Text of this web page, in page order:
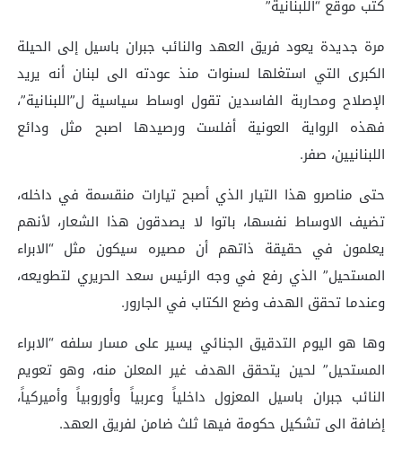
كتب موقع “اللبنانية”
مرة جديدة يعود فريق العهد والنائب جبران باسيل إلى الحيلة
الكبرى التي استغلها لسنوات منذ عودته الى لبنان أنه يريد
الإصلاح ومحاربة الفاسدين تقول اوساط سياسية ل”اللبنانية”،
فهذه الرواية العونية أفلست ورصيدها اصبح مثل ودائع
اللبنانيين، صفر.
حتى مناصرو هذا التيار الذي أصبح تيارات منقسمة في داخله،
تضيف الاوساط نفسها، باتوا لا يصدقون هذا الشعار، لأنهم
يعلمون في حقيقة ذاتهم أن مصيره سيكون مثل “الابراء
المستحيل” الذي رفع في وجه الرئيس سعد الحريري لتطويعه،
وعندما تحقق الهدف وضع الكتاب في الجارور.
وها هو اليوم التدقيق الجنائي يسير على مسار سلفه “الابراء
المستحيل” لحين يتحقق الهدف غير المعلن منه، وهو تعويم
النائب جبران باسيل المعزول داخلياً وعربياً وأوروبياً وأميركياً،
إضافة الى تشكيل حكومة فيها ثلث ضامن لفريق العهد.